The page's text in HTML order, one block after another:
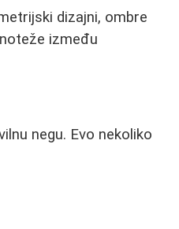
dizajni, ombre
između
negu. Evo nekoliko